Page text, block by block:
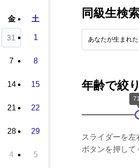
金 土
31 1
7 8
14 15
21 22
28 29
4 5
同級生検
年齢で絞
スライダーを
ボタンを押して